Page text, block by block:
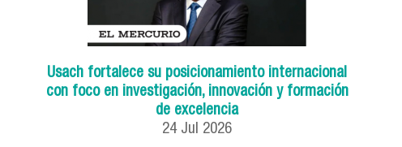
Usach fortalece su posicionamiento internacional
con foco en investigación, innovación y formación
de excelencia
24 Jul 2026